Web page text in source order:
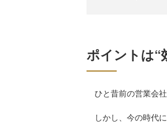
ポイントは“
ひと昔前の営業会
しかし、今の時代